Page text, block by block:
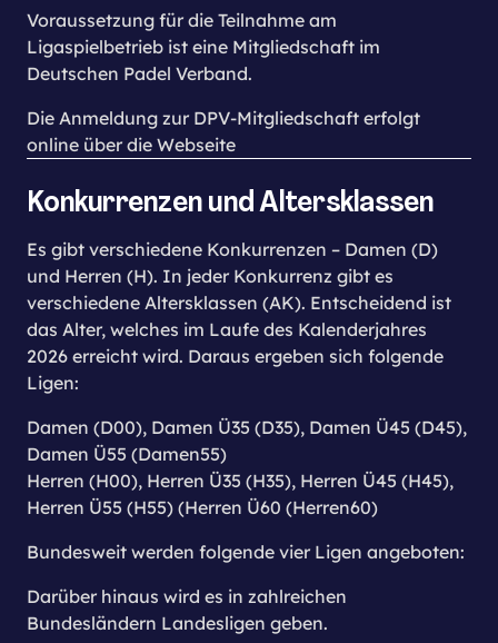
Voraussetzung für die Teilnahme am
Ligaspielbetrieb ist eine Mitgliedschaft im
Deutschen Padel Verband.
Die Anmeldung zur DPV-Mitgliedschaft erfolgt
online über die Webseite
Konkurrenzen und Altersklassen
Es gibt verschiedene Konkurrenzen – Damen (D)
und Herren (H). In jeder Konkurrenz gibt es
verschiedene Altersklassen (AK). Entscheidend ist
das Alter, welches im Laufe des Kalenderjahres
2026 erreicht wird. Daraus ergeben sich folgende
Ligen:
Damen (D00), Damen Ü35 (D35), Damen Ü45 (D45),
Damen Ü55 (Damen55)
Herren (H00), Herren Ü35 (H35), Herren Ü45 (H45),
Herren Ü55 (H55) (Herren Ü60 (Herren60)
Bundesweit werden folgende vier Ligen angeboten:
Darüber hinaus wird es in zahlreichen
Bundesländern Landesligen geben.